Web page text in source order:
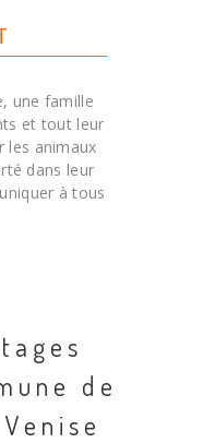
une famille
et tout leur
les animaux
dans leur
à tous
de